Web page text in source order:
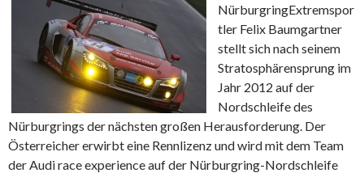
NürburgringExtremspor
tler Felix Baumgartner
stellt sich nach seinem
Stratosphärensprung im
Jahr 2012 auf der
Nordschleife des
Nürburgrings der nächsten großen Herausforderung. Der
Österreicher erwirbt eine Rennlizenz und wird mit dem Team
der Audi race experience auf der Nürburgring-Nordschleife